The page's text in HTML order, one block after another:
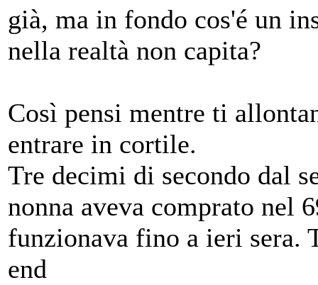
già, ma in fondo cos'é un
nella realtà non capita?
Così pensi mentre ti
entrare in cortile.
Tre decimi di secondo dal
nonna aveva comprato nel
funzionava fino a ieri sera.
end